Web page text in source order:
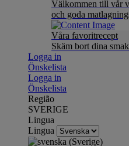
Välkommen till vår
och goda
Våra favoritrecept
Skäm bort dina
Logga in
Önskelista
Logga in
Önskelista
Região
SVERIGE
Lingua
Lingua